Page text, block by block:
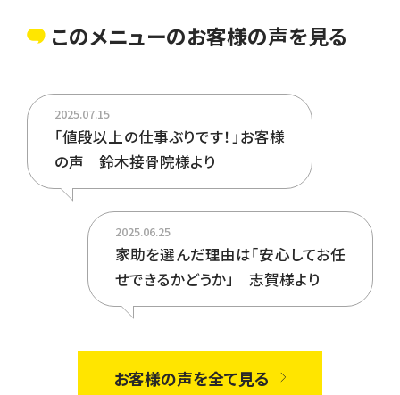
ください。
特定させる」「追い出す」「侵
入させない」対策を行いま
す。
このメニューのお客様の声を見る
2025.07.15
「値段以上の仕事ぶりです！」お客様
の声 鈴木接骨院様より
2025.06.25
家助を選んだ理由は「安心してお任
せできるかどうか」 志賀様より
お客様の声を全て見る